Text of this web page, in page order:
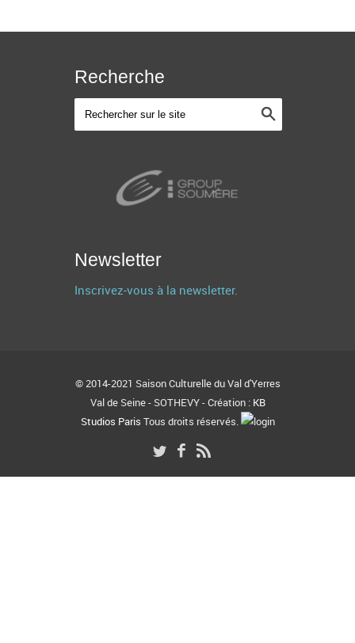
Recherche
Newsletter
Inscrivez-vous à la newsletter.
© 2014-2021 Saison Culturelle du Val d'Yerres
Val de Seine - SOTHEVY - Création : KB
Studios Paris Tous droits réservés.